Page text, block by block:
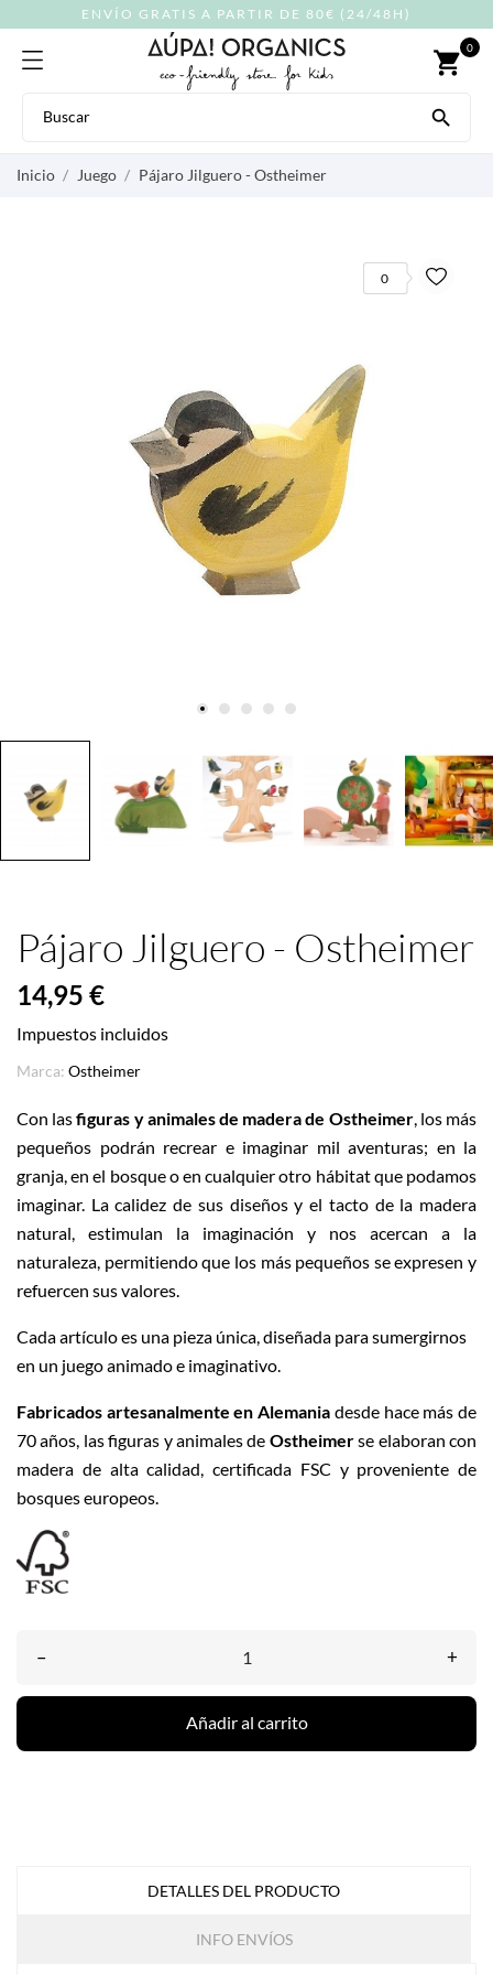
ENVÍO GRATIS A PARTIR DE 80€ (24/48H)
shopping_cart 0

Inicio Juego Pájaro Jilguero - Ostheimer
0
Pájaro Jilguero - Ostheimer
14,95 €
Impuestos incluidos
Marca: Ostheimer
Con lasfiguras y animales de madera de Ostheimer, los más
pequeños podrán recrear e imaginar mil aventuras; en la
granja, en el bosque o en cualquier otro hábitat que podamos
imaginar. La calidez de sus diseños y el tacto de la madera
natural, estimulan la imaginación y nos acercan a la
naturaleza, permitiendo que los más pequeños se expresen y
refuercen sus valores.
Cada artículo es una pieza única, diseñada para sumergirnos
en un juego animado e imaginativo.
Fabricados artesanalmente en Alemania desde hace más de
70 años, las figuras y animales de Ostheimerse elaboran con
madera de alta calidad, certificada FSC y proveniente de
bosques europeos.
– +
Añadir al carrito
DETALLES DEL PRODUCTO
INFO ENVÍOS